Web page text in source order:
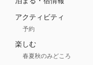
アクティビティ
予約
楽しむ
春夏秋のみどころ